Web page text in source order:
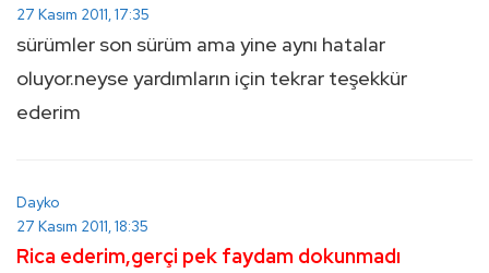
27 Kasım 2011, 17:35
sürümler son sürüm ama yine aynı hatalar
oluyor.neyse yardımların için tekrar teşekkür
ederim
Dayko
27 Kasım 2011, 18:35
Rica ederim,gerçi pek faydam dokunmadı